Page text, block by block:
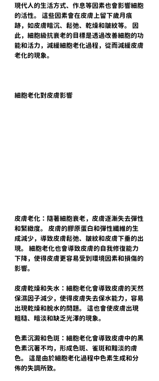
現代人的生活方式、作息等因素也會影響細胞
的活性。 這些因素會在皮膚上留下歲月痕
跡，如皮膚暗沉、鬆弛、乾燥和皺紋等。 因
此，細胞級抗衰老的目標是透過改善細胞的功
能和活力，減緩細胞老化過程，從而減緩皮膚
老化的現象。
細胞老化對皮膚影響
皮膚老化：隨著細胞衰老，皮膚逐漸失去彈性
和緊緻度。 皮膚的膠原蛋白和彈性纖維的生
成減少，導致皮膚鬆弛、皺紋和皮膚下垂的出
現。 細胞老化也會導致皮膚的自我修復能力
下降，使得皮膚更容易受到環境因素和損傷的
影響。
皮膚乾燥和失水：細胞老化會導致皮膚的天然
保濕因子減少，使得皮膚失去保水能力，容易
出現乾燥和脫水的問題。 這也會使皮膚出現
粗糙、暗淡和缺乏光澤的現象。
色素沉澱和色斑：細胞老化會導致皮膚中的黑
色素沉著不均，形成色斑、雀斑和黯淡的膚
色。 這是由於細胞老化過程中色素生成和分
佈的失調所致。